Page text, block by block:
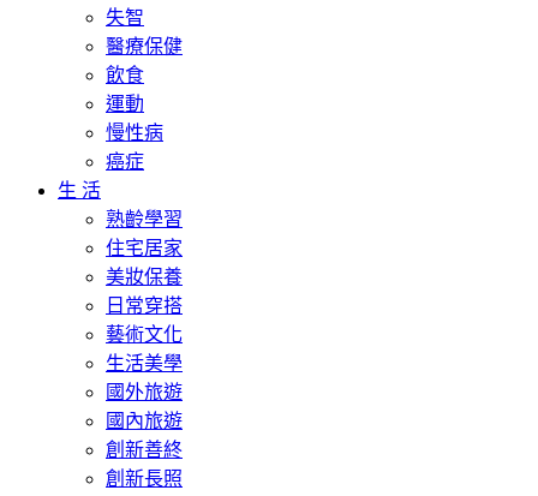
失智
醫療保健
飲食
運動
慢性病
癌症
生 活
熟齡學習
住宅居家
美妝保養
日常穿搭
藝術文化
生活美學
國外旅遊
國內旅遊
創新善終
創新長照